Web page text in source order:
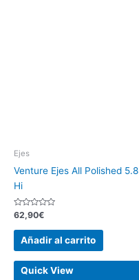
Ejes
Venture Ejes All Polished 5.8
Hi
Valorado
con
0
62,90€
Añadir al carrito
Quick View